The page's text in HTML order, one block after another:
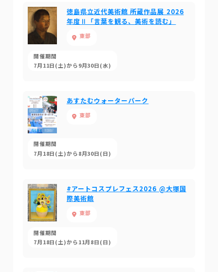
徳島県立近代美術館 所蔵作品展 2026
年度Ⅱ「言葉を観る、美術を読む」
東部
開催期間
7月11日(土)から9月30日(水)
あすたむウォーターパーク
東部
開催期間
7月18日(土)から8月30日(日)
#アートコスプレフェス2026 @大塚国
際美術館
東部
開催期間
7月18日(土)から11月8日(日)